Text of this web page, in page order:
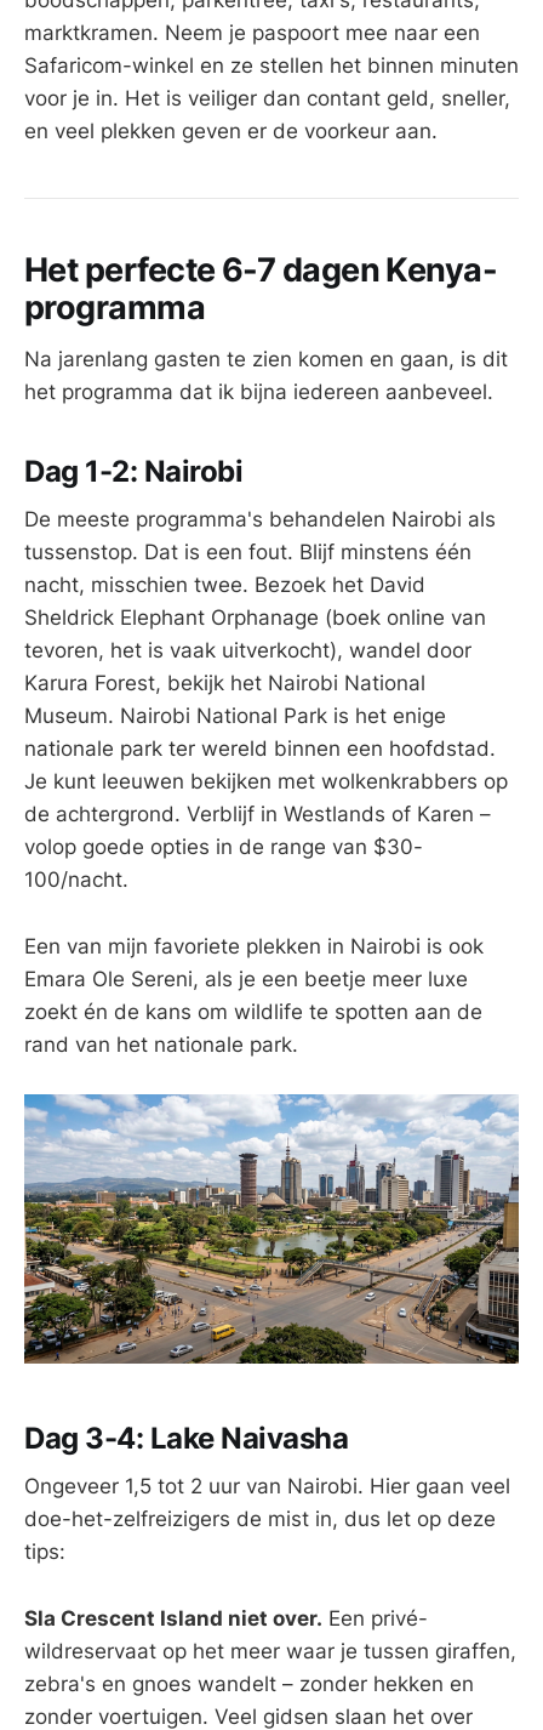
marktkramen. Neem je paspoort mee naar een
Safaricom-winkel en ze stellen het binnen minuten
voor je in. Het is veiliger dan contant geld, sneller,
en veel plekken geven er de voorkeur aan.
Het perfecte 6-7 dagen Kenya-
programma
Na jarenlang gasten te zien komen en gaan, is dit
het programma dat ik bijna iedereen aanbeveel.
Dag 1-2: Nairobi
De meeste programma's behandelen Nairobi als
tussenstop. Dat is een fout. Blijf minstens één
nacht, misschien twee. Bezoek het David
Sheldrick Elephant Orphanage (boek online van
tevoren, het is vaak uitverkocht), wandel door
Karura Forest, bekijk het Nairobi National
Museum. Nairobi National Park is het enige
nationale park ter wereld binnen een hoofdstad.
Je kunt leeuwen bekijken met wolkenkrabbers op
de achtergrond. Verblijf in Westlands of Karen –
volop goede opties in de range van $30-
100/nacht.
Een van mijn favoriete plekken in Nairobi is ook
Emara Ole Sereni, als je een beetje meer luxe
zoekt én de kans om wildlife te spotten aan de
rand van het nationale park.
Dag 3-4: Lake Naivasha
Ongeveer 1,5 tot 2 uur van Nairobi. Hier gaan veel
doe-het-zelfreizigers de mist in, dus let op deze
tips:
Sla Crescent Island niet over. Een privé-
wildreservaat op het meer waar je tussen giraffen,
zebra's en gnoes wandelt – zonder hekken en
zonder voertuigen. Veel gidsen slaan het over